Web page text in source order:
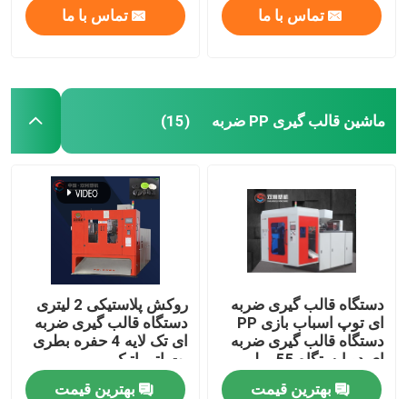
تماس با ما تماس با ما
ماشین قالب گیری PP ضربه (15)
دستگاه قالب گیری ضربه
ای توپ اسباب بازی PP
دستگاه قالب گیری ضربه
ای دو ایستگاه 55 میلی
متری 2 لیتری
بهترین قیمت
روکش پلاستیکی 2 لیتری
دستگاه قالب گیری ضربه
ای تک لایه 4 حفره بطری
پت اتوماتیک
بهترین قیمت